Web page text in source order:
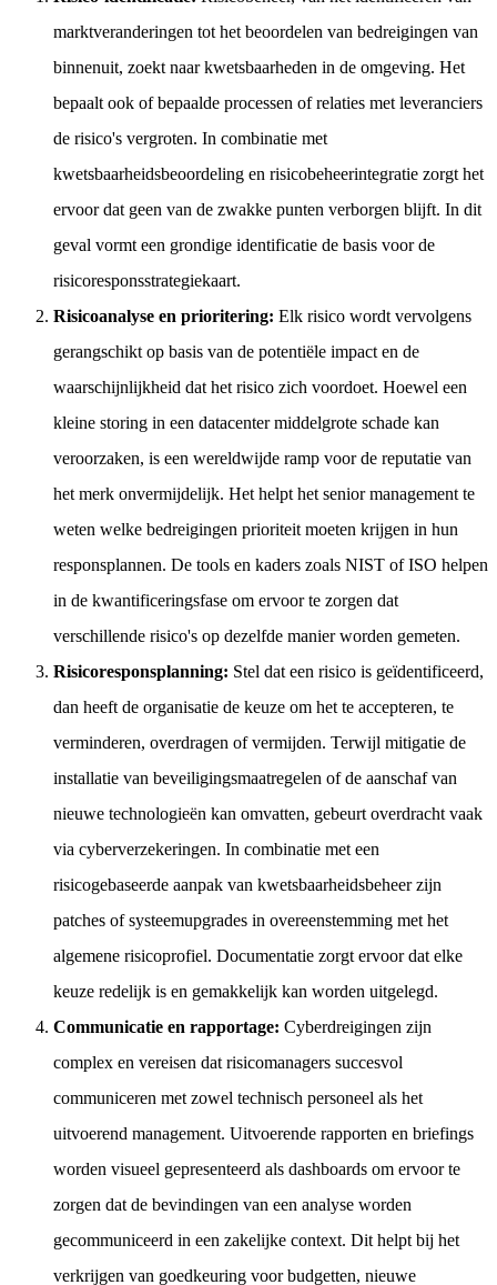
marktveranderingen tot het beoordelen van bedreigingen van
binnenuit, zoekt naar kwetsbaarheden in de omgeving. Het
bepaalt ook of bepaalde processen of relaties met leveranciers
de risico's vergroten. In combinatie met
kwetsbaarheidsbeoordeling en risicobeheerintegratie zorgt het
ervoor dat geen van de zwakke punten verborgen blijft. In dit
geval vormt een grondige identificatie de basis voor de
risicoresponsstrategiekaart.
Risicoanalyse en prioritering: Elk risico wordt vervolgens
gerangschikt op basis van de potentiële impact en de
waarschijnlijkheid dat het risico zich voordoet. Hoewel een
kleine storing in een datacenter middelgrote schade kan
veroorzaken, is een wereldwijde ramp voor de reputatie van
het merk onvermijdelijk. Het helpt het senior management te
weten welke bedreigingen prioriteit moeten krijgen in hun
responsplannen. De tools en kaders zoals NIST of ISO helpen
in de kwantificeringsfase om ervoor te zorgen dat
verschillende risico's op dezelfde manier worden gemeten.
Risicoresponsplanning: Stel dat een risico is geïdentificeerd,
dan heeft de organisatie de keuze om het te accepteren, te
verminderen, overdragen of vermijden. Terwijl mitigatie de
installatie van beveiligingsmaatregelen of de aanschaf van
nieuwe technologieën kan omvatten, gebeurt overdracht vaak
via cyberverzekeringen. In combinatie met een
risicogebaseerde aanpak van kwetsbaarheidsbeheer zijn
patches of systeemupgrades in overeenstemming met het
algemene risicoprofiel. Documentatie zorgt ervoor dat elke
keuze redelijk is en gemakkelijk kan worden uitgelegd.
Communicatie en rapportage: Cyberdreigingen zijn
complex en vereisen dat risicomanagers succesvol
communiceren met zowel technisch personeel als het
uitvoerend management. Uitvoerende rapporten en briefings
worden visueel gepresenteerd als dashboards om ervoor te
zorgen dat de bevindingen van een analyse worden
gecommuniceerd in een zakelijke context. Dit helpt bij het
verkrijgen van goedkeuring voor budgetten, nieuwe